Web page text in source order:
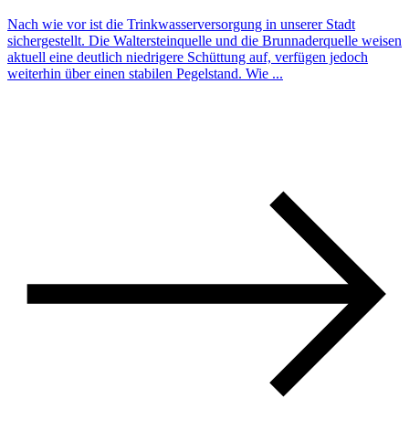
Nach wie vor ist die Trinkwasserversorgung in unserer Stadt
sichergestellt. Die Waltersteinquelle und die Brunnaderquelle weisen
aktuell eine deutlich niedrigere Schüttung auf, verfügen jedoch
weiterhin über einen stabilen Pegelstand. Wie ...